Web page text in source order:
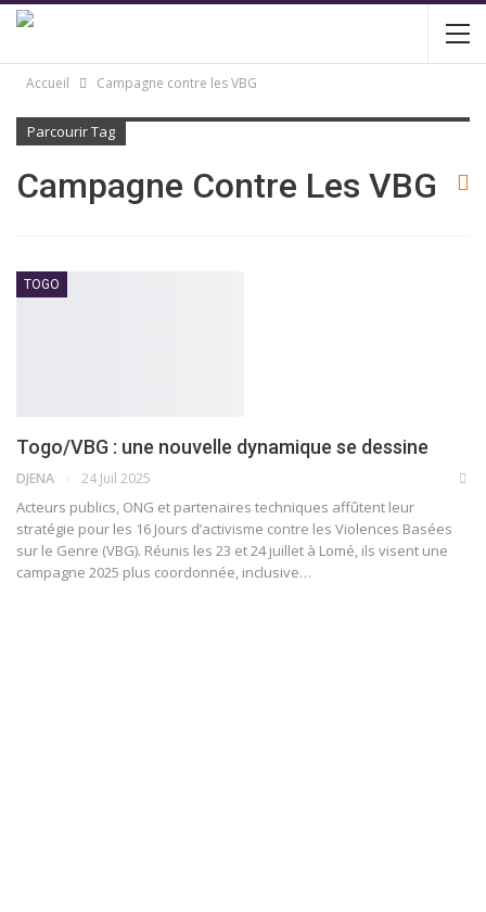
Accueil Campagne contre les VBG
Parcourir Tag
Campagne Contre Les VBG
TOGO
Togo/VBG : une nouvelle dynamique se dessine
DJENA 24 Juil 2025
Acteurs publics, ONG et partenaires techniques affûtent leur
stratégie pour les 16 Jours d’activisme contre les Violences Basées
sur le Genre (VBG). Réunis les 23 et 24 juillet à Lomé, ils visent une
campagne 2025 plus coordonnée, inclusive…